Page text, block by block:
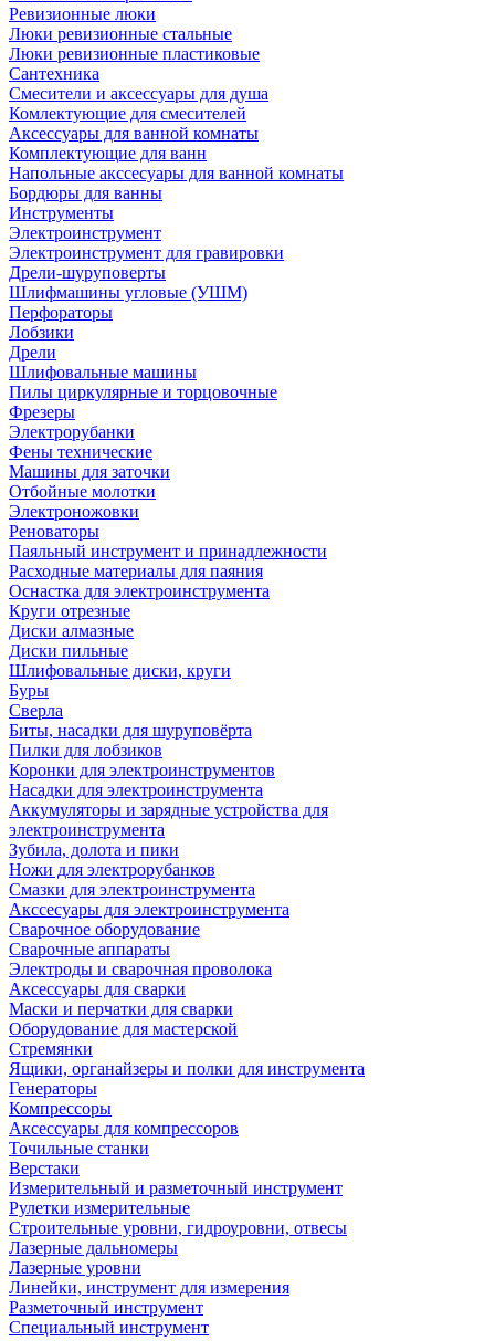
Ревизионные люки
Люки ревизионные стальные
Люки ревизионные пластиковые
Сантехника
Смесители и аксессуары для душа
Комлектующие для смесителей
Аксессуары для ванной комнаты
Комплектующие для ванн
Напольные акссесуары для ванной комнаты
Бордюры для ванны
Инструменты
Электроинструмент
Электроинструмент для гравировки
Дрели-шуруповерты
Шлифмашины угловые (УШМ)
Перфораторы
Лобзики
Дрели
Шлифовальные машины
Пилы циркулярные и торцовочные
Фрезеры
Электрорубанки
Фены технические
Машины для заточки
Отбойные молотки
Электроножовки
Реноваторы
Паяльный инструмент и принадлежности
Расходные материалы для паяния
Оснастка для электроинструмента
Круги отрезные
Диски алмазные
Диски пильные
Шлифовальные диски, круги
Буры
Сверла
Биты, насадки для шуруповёрта
Пилки для лобзиков
Коронки для электроинструментов
Насадки для электроинструмента
Аккумуляторы и зарядные устройства для
электроинструмента
Зубила, долота и пики
Ножи для электрорубанков
Смазки для электроинструмента
Акссесуары для электроинструмента
Сварочное оборудование
Сварочные аппараты
Электроды и сварочная проволока
Аксессуары для сварки
Маски и перчатки для сварки
Оборудование для мастерской
Стремянки
Ящики, органайзеры и полки для инструмента
Генераторы
Компрессоры
Аксессуары для компрессоров
Точильные станки
Верстаки
Измерительный и разметочный инструмент
Рулетки измерительные
Строительные уровни, гидроуровни, отвесы
Лазерные дальномеры
Лазерные уровни
Линейки, инструмент для измерения
Разметочный инструмент
Специальный инструмент